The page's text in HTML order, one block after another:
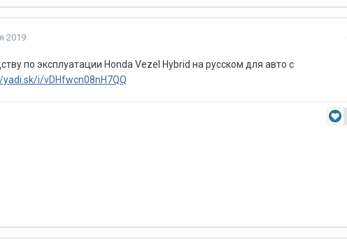
2019
по эксплуатации Honda Vezel Hybrid на русском для авто с
i/vDHfwcn08nH7QQ